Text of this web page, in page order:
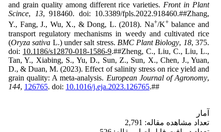
and grain quality among different rice varieties. Front in Plant
Scince, 13, 918460. doi: 10.3389/fpls.2022.918460.##Zhang,
Y., Fang, J., Wu, X., & Dong, L. (2018). Na+/K+balance and
transport regulatory mechanisms in weedy and cultivated rice
(Oryza sativa L.) under salt stress. BMC Plant Biology, 18, 375.
doi: 10.1186/s12870-018-1586-9.##Zheng, C., Liu, C., Liu, L.,
Tan, Y., Xiabing, S., Yu, D., Sun, Z., Sun, X., Chen, J., Yuan,
D., & Duan, M. (2023). Effect of salinity stress on rice yield and
grain quality: A meta-analysis. European Journal of Agronomy,
144, 126765. doi: 10.1016/j.eja.2023.126765.##
آمار
تعداد مشاهده مقاله: 2,791